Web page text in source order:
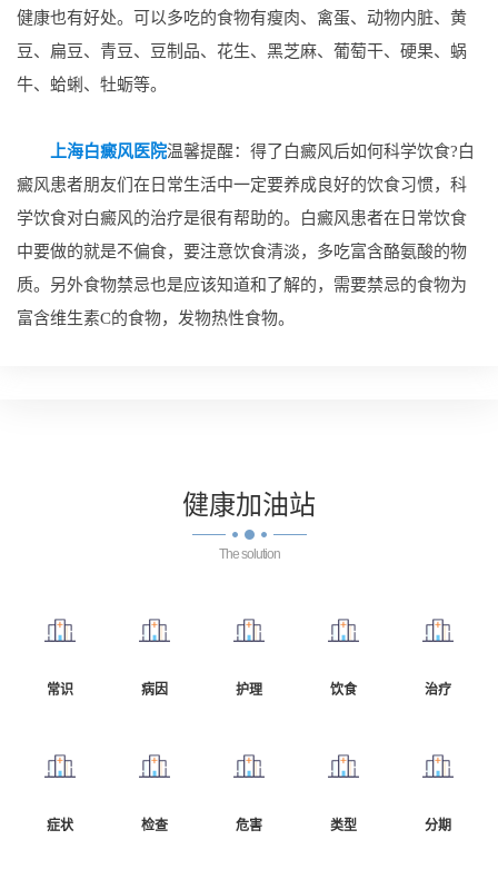
健康也有好处。可以多吃的食物有瘦肉、禽蛋、动物内脏、黄
豆、扁豆、青豆、豆制品、花生、黑芝麻、葡萄干、硬果、蜗
牛、蛤蜊、牡蛎等。
上海白癜风医院温馨提醒：得了白癜风后如何科学饮食?白
癜风患者朋友们在日常生活中一定要养成良好的饮食习惯，科
学饮食对白癜风的治疗是很有帮助的。白癜风患者在日常饮食
中要做的就是不偏食，要注意饮食清淡，多吃富含酪氨酸的物
质。另外食物禁忌也是应该知道和了解的，需要禁忌的食物为
富含维生素C的食物，发物热性食物。
健康加油站
The solution
常识 病因 护理 饮食 治疗
症状 检查 危害 类型 分期